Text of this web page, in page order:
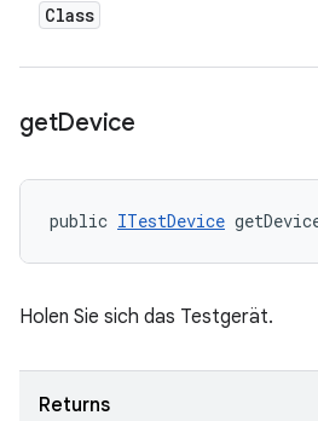
Class
getDevice
public ITestDevice
Holen Sie sich das Testgerät.
Returns